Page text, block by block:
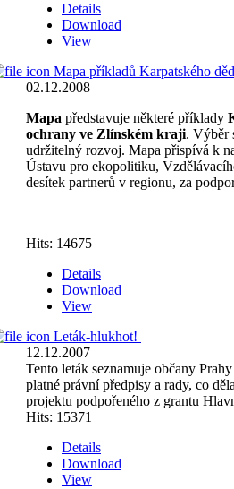
Details
Download
View
Mapa příkladů Karpatského
02.12.2008
Mapa představuje některé příklady
ochrany ve Zlínském kraji. Výběr
udržitelný rozvoj. Mapa přispívá k
Ústavu pro ekopolitiku,
desítek partnerů v regionu, za
Hits: 14675
Details
Download
View
Leták-hlukhot!
12.12.2007
Tento leták seznamuje občany
platné právní předpisy a rady, co
projektu podpořeného z grantu
Hits: 15371
Details
Download
View